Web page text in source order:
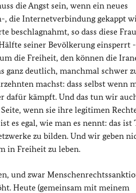
die Angst sein, wenn ein neues
, die Internetverbindung gekappt
beschlagnahmt, so dass diese
seiner Bevölkerung einsperrt
die Freiheit, den können die
ganz deutlich, manchmal schwer
machst: dass selbst wenn
dafür kämpft. Und das tun wir
wenn sie ihre legitimen
es egal, wie man es nennt: das ist
zu bilden. Und wir geben
in Freiheit zu leben.
und zwar
Heute (gemeinsam mit meinem